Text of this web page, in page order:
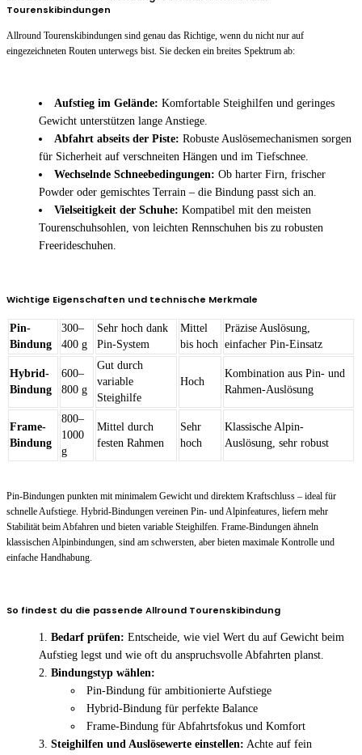
Tourenskibindungen
Allround Tourenskibindungen sind genau das Richtige, wenn du nicht nur auf
eingezeichneten Routen unterwegs bist. Sie decken ein breites Spektrum ab:
Aufstieg im Gelände: Komfortable Steighilfen und geringes
Gewicht unterstützen lange Anstiege.
Abfahrt abseits der Piste: Robuste Auslösemechanismen sorgen
für Sicherheit auf verschneiten Hängen und im Tiefschnee.
Wechselnde Schneebedingungen: Ob harter Firn, frischer
Powder oder gemischtes Terrain – die Bindung passt sich an.
Vielseitigkeit der Schuhe: Kompatibel mit den meisten
Tourenschuhsohlen, von leichten Rennschuhen bis zu robusten
Freerideschuhen.
Wichtige Eigenschaften und technische Merkmale
Pin-
Bindung
300–
400 g
Sehr hoch dank
Pin-System
Mittel
bis hoch
Präzise Auslösung,
einfacher Pin-Einsatz
Hybrid-
Bindung
600–
800 g
Gut durch
variable
Steighilfe
Hoch
Kombination aus Pin- und
Rahmen-Auslösung
Frame-
Bindung
800–
1000
g
Mittel durch
festen Rahmen
Sehr
hoch
Klassische Alpin-
Auslösung, sehr robust
Pin-Bindungen punkten mit minimalem Gewicht und direktem Kraftschluss – ideal für
schnelle Aufstiege. Hybrid-Bindungen vereinen Pin- und Alpinfeatures, liefern mehr
Stabilität beim Abfahren und bieten variable Steighilfen. Frame-Bindungen ähneln
klassischen Alpinbindungen, sind am schwersten, aber bieten maximale Kontrolle und
einfache Handhabung.
So findest du die passende Allround Tourenskibindung
Bedarf prüfen: Entscheide, wie viel Wert du auf Gewicht beim
Aufstieg legst und wie oft du anspruchsvolle Abfahrten planst.
Bindungstyp wählen:
Pin-Bindung für ambitionierte Aufstiege
Hybrid-Bindung für perfekte Balance
Frame-Bindung für Abfahrtsfokus und Komfort
Steighilfen und Auslösewerte einstellen: Achte auf fein